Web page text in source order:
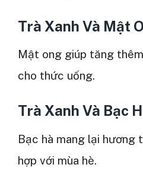
Trà Xanh Và Mật
Mật ong giúp tăng
cho thức uống.
Trà Xanh Và Bạc
Bạc hà mang lại hương
hợp với mùa hè.